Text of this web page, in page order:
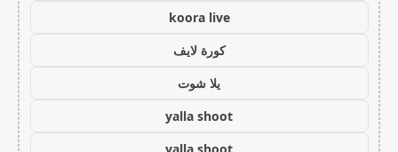
koora live
كورة لايف
يلا شوت
yalla shoot
yalla shoot